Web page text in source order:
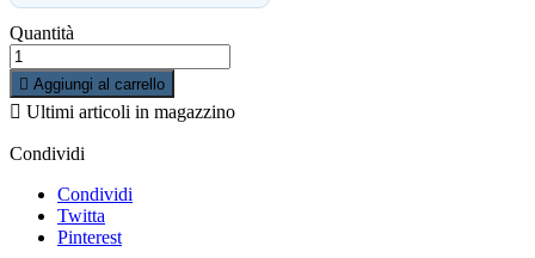
Quantità
 Aggiungi al carrello
 Ultimi articoli in magazzino
Condividi
Condividi
Twitta
Pinterest